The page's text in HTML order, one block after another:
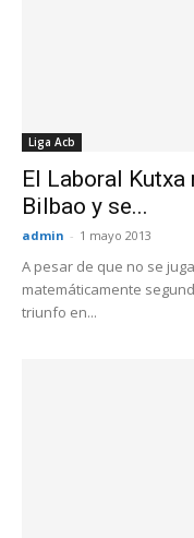
Liga Acb
El Laboral Kutxa
Bilbao y se...
admin - 1 mayo 2013
A pesar de que no se
matemáticamente
triunfo en...